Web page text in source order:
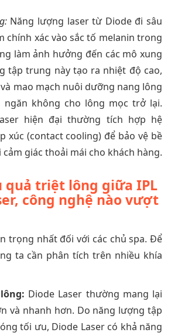
Năng lượng laser từ Diode đi sâu
chính xác vào sắc tố melanin trong
làm ảnh hưởng đến các mô xung
tập trung này tạo ra nhiệt độ cao,
mao mạch nuôi dưỡng nang lông
ngăn không cho lông mọc trở lại.
hiện đại thường tích hợp hệ
xúc (contact cooling) để bảo vệ bề
cảm giác thoải mái cho khách hàng.
quả triệt lông giữa IPL
công nghệ nào vượt
trọng nhất đối với các chủ spa. Để
ta cần phân tích trên nhiều khía
Diode Laser thường mang lại
và nhanh hơn. Do năng lượng tập
tối ưu, Diode Laser có khả năng